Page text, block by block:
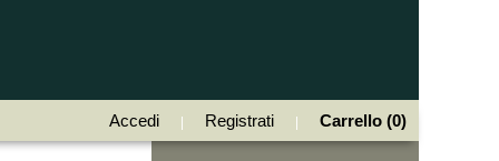
Accedi Registrati Carrello (0)